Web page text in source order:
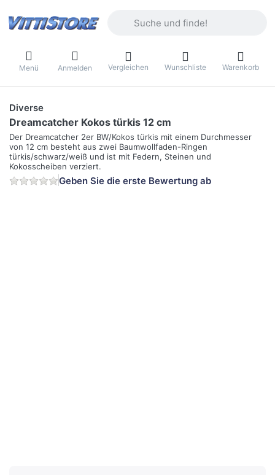
Menü Anmelden Vergleichen Wunschliste Warenkorb
Diverse
Dreamcatcher Kokos türkis 12 cm
Der Dreamcatcher 2er BW/Kokos türkis mit einem Durchmesser
von 12 cm besteht aus zwei Baumwollfaden-Ringen
türkis/schwarz/weiß und ist mit Federn, Steinen und
Kokosscheiben verziert.
Geben Sie die erste Bewertung ab